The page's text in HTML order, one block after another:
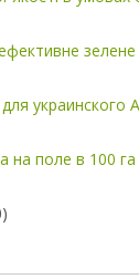
украинского
на поле в 100 га